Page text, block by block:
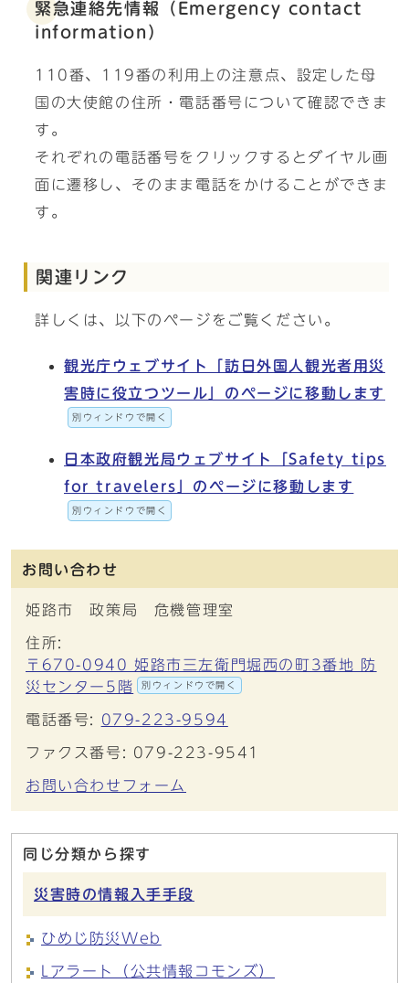
緊急連絡先情報（Emergency contact
information）
110番、119番の利用上の注意点、設定した母
国の大使館の住所・電話番号について確認できま
す。
それぞれの電話番号をクリックするとダイヤル画
面に遷移し、そのまま電話をかけることができま
す。
関連リンク
詳しくは、以下のページをご覧ください。
観光庁ウェブサイト「訪日外国人観光者用災
害時に役立つツール」のページに移動します
別ウィンドウで開く
日本政府観光局ウェブサイト「Safety tips
for travelers」のページに移動します
別ウィンドウで開く
お問い合わせ
姫路市 政策局 危機管理室
住所:
〒670-0940 姫路市三左衛門堀西の町3番地 防
災センター5階
別ウィンドウで開く
電話番号: 079-223-9594
ファクス番号: 079-223-9541
お問い合わせフォーム
同じ分類から探す
災害時の情報入手手段
ひめじ防災Web
Lアラート（公共情報コモンズ）